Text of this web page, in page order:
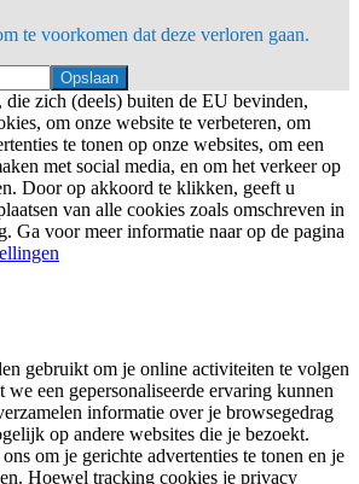
te voorkomen dat deze verloren gaan.
Opslaan
die zich (deels) buiten de EU bevinden,
om onze website te verbeteren, om
te tonen op onze websites, om een
met social media, en om het verkeer op
Door op akkoord te klikken, geeft u
van alle cookies zoals omschreven in
Ga voor meer informatie naar op de pagina
gebruikt om je online activiteiten te volgen
we een gepersonaliseerde ervaring kunnen
informatie over je browsegedrag
op andere websites die je bezoekt.
om je gerichte advertenties te tonen en je
Hoewel tracking cookies je privacy